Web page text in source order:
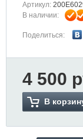
Артикул:
В наличии:
Поделиться:
4 500
В